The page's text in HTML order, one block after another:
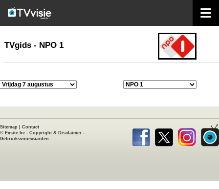
TVgids
TVgids - NPO 1
Sitemap
Contact
© Exsite.be - Copyright & Disclaimer -
Gebruiksvoorwaarden